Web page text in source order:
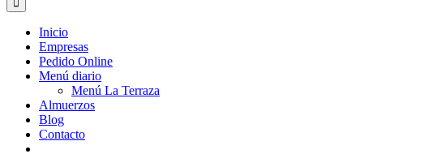
Inicio
Empresas
Pedido Online
Menú diario
Menú La Terraza
Almuerzos
Blog
Contacto